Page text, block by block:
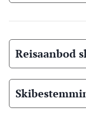
Reisaanbod